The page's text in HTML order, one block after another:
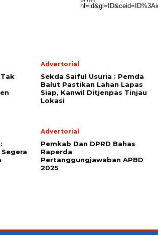
Advertorial
Sekda Saiful Usuria : Pemda
Balut Pastikan Lahan Lapas
Siap, Kanwil Ditjenpas Tinjau
Lokasi
Advertorial
Pemkab Dan DPRD Bahas
Raperda
Pertanggungjawaban APBD
2025